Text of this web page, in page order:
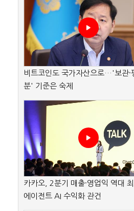
비트코인도 국가자산으로…'보관·
분' 기준은 숙제
카카오, 2분기 매출·영업익 역대
에이전트 AI 수익화 관건